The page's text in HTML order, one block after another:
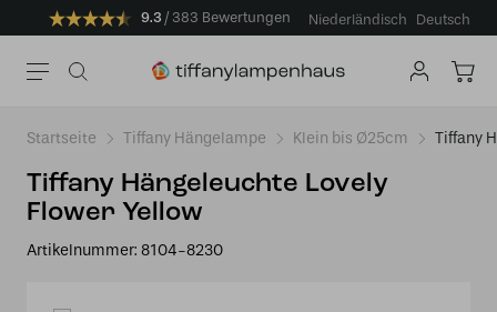
9.3 383 Bewertungen Niederländisch Deutsch
Startseite Tiffany Hängelampe Klein bis Ø25cm Tiffany
Tiffany Hängeleuchte Lovely
Flower Yellow
Artikelnummer: 8104-8230